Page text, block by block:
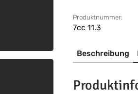
Produktnummer:
7cc 11.3
Beschreibung